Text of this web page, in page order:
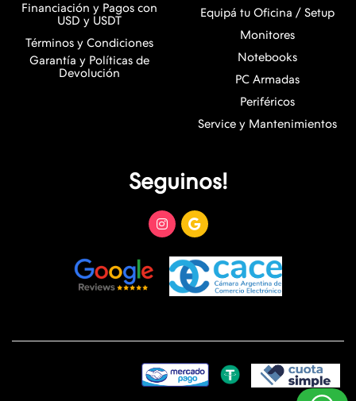
Financiación y Pagos con
USD y USDT
Términos y Condiciones
Garantía y Políticas de
Devolución
Equipá tu Oficina / Setup
Monitores
Notebooks
PC Armadas
Periféricos
Service y Mantenimientos
Seguinos!